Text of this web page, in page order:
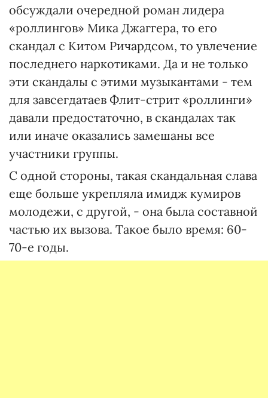
обсуждали очередной роман лидера
«роллингов» Мика Джаггера, то его
скандал с Китом Ричардсом, то увлечение
последнего наркотиками. Да и не только
эти скандалы с этими музыкантами - тем
для завсегдатаев Флит-стрит «роллинги»
давали предостаточно, в скандалах так
или иначе оказались замешаны все
участники группы.
С одной стороны, такая скандальная слава
еще больше укрепляла имидж кумиров
молодежи, с другой, - она была составной
частью их вызова. Такое было время: 60-
70-е годы.